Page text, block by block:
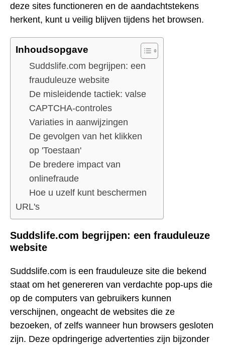
deze sites functioneren en de aandachtstekens
herkent, kunt u veilig blijven tijdens het browsen.
Inhoudsopgave
Suddslife.com begrijpen: een
frauduleuze website
De misleidende tactiek: valse
CAPTCHA-controles
Variaties in aanwijzingen
De gevolgen van het klikken
op 'Toestaan'
De bredere impact van
onlinefraude
Hoe u uzelf kunt beschermen
URL's
Suddslife.com begrijpen: een frauduleuze
website
Suddslife.com is een frauduleuze site die bekend
staat om het genereren van verdachte pop-ups die
op de computers van gebruikers kunnen
verschijnen, ongeacht de websites die ze
bezoeken, of zelfs wanneer hun browsers gesloten
zijn. Deze opdringerige advertenties zijn bijzonder